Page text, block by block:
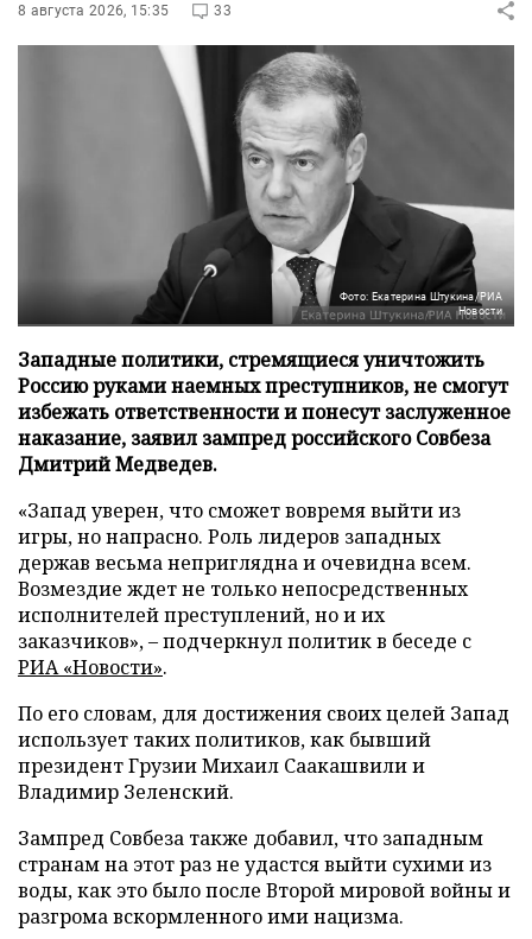
8 августа 2026, 15:35 33
Фото: Екатерина Штукина/РИА
Новости
Западные политики, стремящиеся уничтожить
Россию руками наемных преступников, не смогут
избежать ответственности и понесут заслуженное
наказание, заявил зампред российского Совбеза
Дмитрий Медведев.
«Запад уверен, что сможет вовремя выйти из
игры, но напрасно. Роль лидеров западных
держав весьма неприглядна и очевидна всем.
Возмездие ждет не только непосредственных
исполнителей преступлений, но и их
заказчиков», – подчеркнул политик в беседе с
РИА «Новости».
По его словам, для достижения своих целей Запад
использует таких политиков, как бывший
президент Грузии Михаил Саакашвили и
Владимир Зеленский.
Зампред Совбеза также добавил, что западным
странам на этот раз не удастся выйти сухими из
воды, как это было после Второй мировой войны и
разгрома вскормленного ими нацизма.